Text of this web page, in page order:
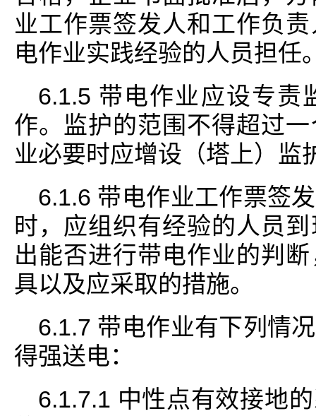
业工作票签发人和工作负
电作业实践经验的人员担任
6.1.5 带电作业应设专责
作。监护的范围不得超过
业必要时应增设（塔上）监
6.1.6 带电作业工作票签
时，应组织有经验的人员
出能否进行带电作业的判
具以及应采取的措施。
6.1.7 带电作业有下列情
得强送电：
6.1.7.1 中性点有效接地